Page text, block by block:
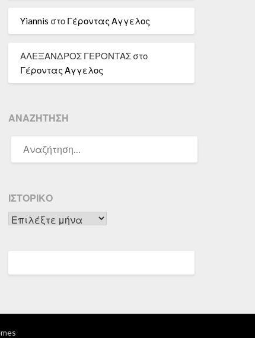
Yiannis στο Γέροντας Αγγελος
ΑΛΕΞΑΝΔΡΟΣ ΓΕΡΟΝΤΑΣστο
Γέροντας Αγγελος
ΑΝΑΖΉΤΗΣΗ
ΓΙΑ:
ΙΣΤΟΡΙΚΌ
Ιστορικό